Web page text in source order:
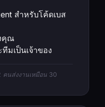
สำหรับโค้ดเบส
คุณ
มเป็นเจ้าของ
นส่งงานเหมือน 30